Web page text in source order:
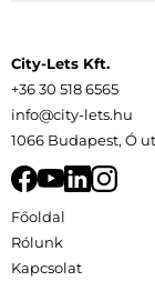
City-Lets Kft.
+36 30 518 6565
info@city-lets.hu
1066 Budapest, Ó
Főoldal
Rólunk
Kapcsolat